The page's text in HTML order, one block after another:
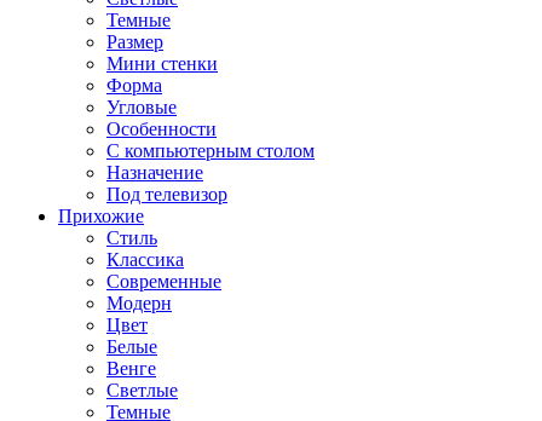
Темные
Размер
Мини стенки
Форма
Угловые
Особенности
С компьютерным столом
Назначение
Под телевизор
Прихожие
Стиль
Классика
Современные
Модерн
Цвет
Белые
Венге
Светлые
Темные